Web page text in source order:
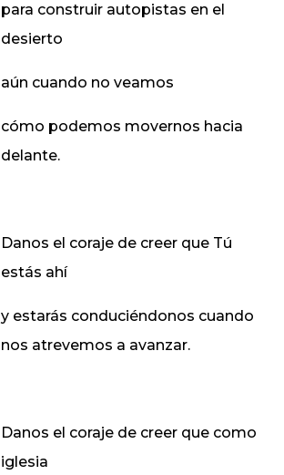
para construir autopistas en el
desierto
aún cuando no veamos
cómo podemos movernos hacia
delante.
Danos el coraje de creer que Tú
estás ahí
y estarás conduciéndonos cuando
nos atrevemos a avanzar.
Danos el coraje de creer que como
iglesia